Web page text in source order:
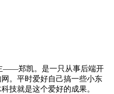
——郑凯。是一只从事后端开
。平时爱好自己搞一些小东
技就是这个爱好的成果。